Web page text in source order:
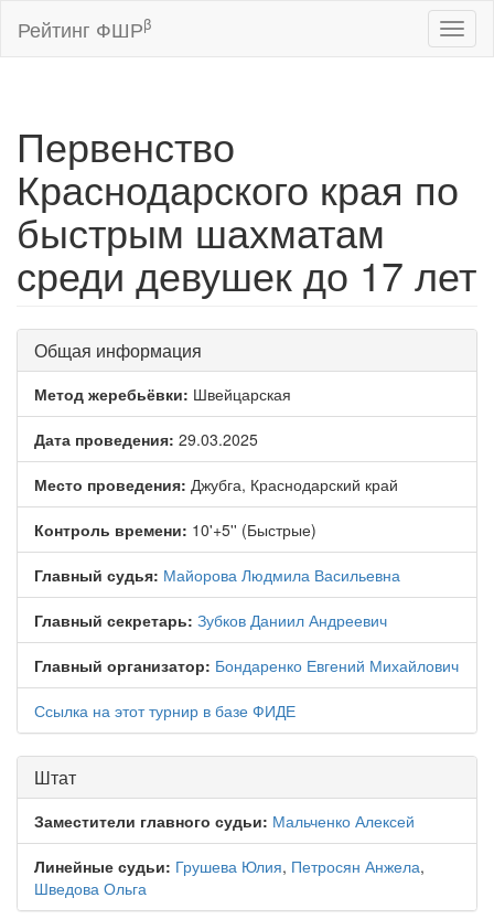
Рейтинг ФШРβ
Первенство
Краснодарского края по
быстрым шахматам
среди девушек до 17 лет
Общая информация
Метод жеребьёвки: Швейцарская
Дата проведения: 29.03.2025
Место проведения: Джубга, Краснодарский край
Контроль времени: 10'+5'' (Быстрые)
Главный судья: Майорова Людмила Васильевна
Главный секретарь: Зубков Даниил Андреевич
Главный организатор: Бондаренко Евгений Михайлович
Ссылка на этот турнир в базе ФИДЕ
Штат
Заместители главного судьи: Мальченко Алексей
Линейные судьи: Грушева Юлия, Петросян Анжела,
Шведова Ольга